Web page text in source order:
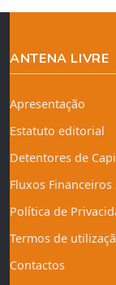
ANTENA LIVRE
Apresentação
Estatuto editorial
Detentores de
Fluxos Financeiros
Política de
Termos de
Contactos